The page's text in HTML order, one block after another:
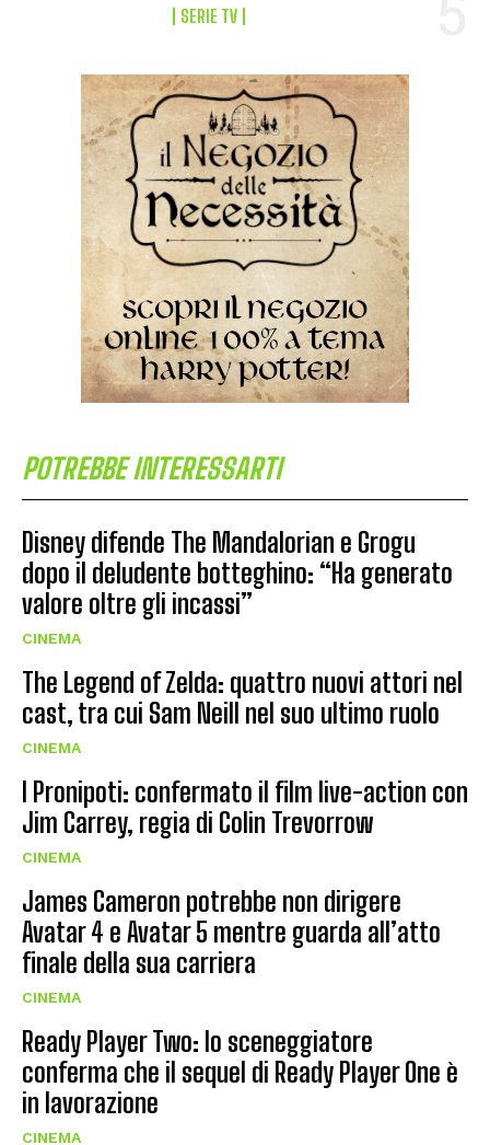
SERIE TV
POTREBBE INTERESSARTI
Disney difende The Mandalorian e Grogu
dopo il deludente botteghino: “Ha generato
valore oltre gli incassi”
CINEMA
The Legend of Zelda: quattro nuovi attori nel
cast, tra cui Sam Neill nel suo ultimo ruolo
CINEMA
I Pronipoti: confermato il film live-action con
Jim Carrey, regia di Colin Trevorrow
CINEMA
James Cameron potrebbe non dirigere
Avatar 4 e Avatar 5 mentre guarda all’atto
finale della sua carriera
CINEMA
Ready Player Two: lo sceneggiatore
conferma che il sequel di Ready Player One è
in lavorazione
CINEMA